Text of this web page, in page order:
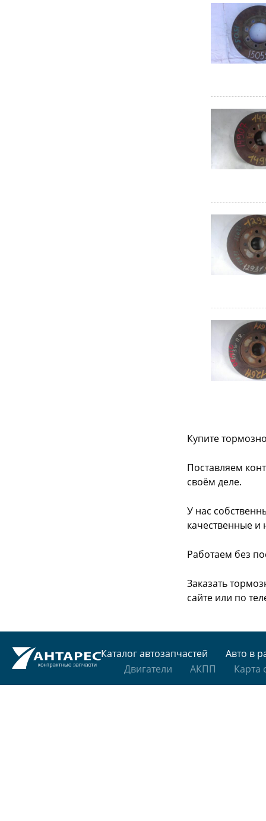
Купите
Поставляем
своём деле.
У нас
качественные и
Работаем без
Заказать
сайте или по
Каталог автозапчастей
Авто в
Двигатели
АКПП Карта